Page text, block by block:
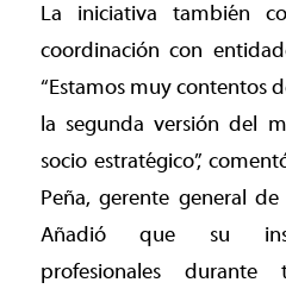
La iniciativa también
coordinación con
“Estamos muy contentos
la segunda versión del
socio estratégico”,
Peña, gerente general
Añadió que su
profesionales